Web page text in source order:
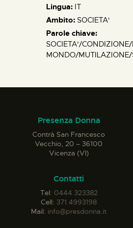
Lingua: IT
Ambito: SOCIETA'
Parole chiave:
SOCIETA'/
MONDO/
Presenza Donna
Contrà San Francesco
Vecchio, 20 – 36100
Vicenza (VI)
Contatti
Tel: 0444 323382
Cell: 371 4993198
Mail: info@presdonna.it